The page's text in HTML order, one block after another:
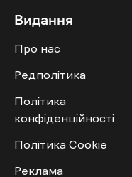
Видання
Про нас
Редполітика
Політика
конфіденційності
Політика Cookie
Реклама